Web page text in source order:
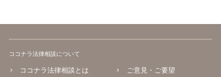
ココナラ法律相談について
ココナラ法律相談とは
ご意見・ご要望